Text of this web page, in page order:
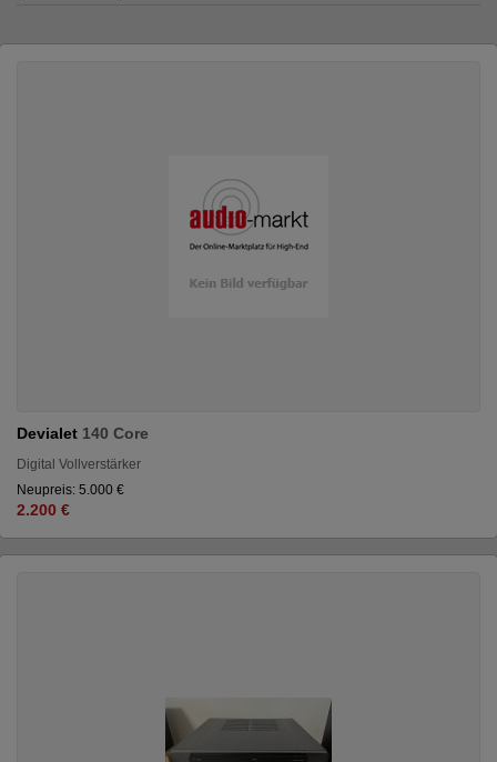
Devialet 140 Core
Digital Vollverstärker
Neupreis: 5.000 €
2.200 €